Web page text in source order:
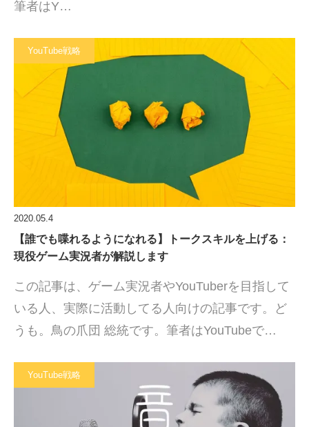
筆者はY…
YouTube戦略
2020.05.4
【誰でも喋れるようになれる】トークスキルを上げる：
現役ゲーム実況者が解説します
この記事は、ゲーム実況者やYouTuberを目指して
いる人、実際に活動してる人向けの記事です。ど
うも。鳥の爪団 総統です。筆者はYouTubeで…
YouTube戦略